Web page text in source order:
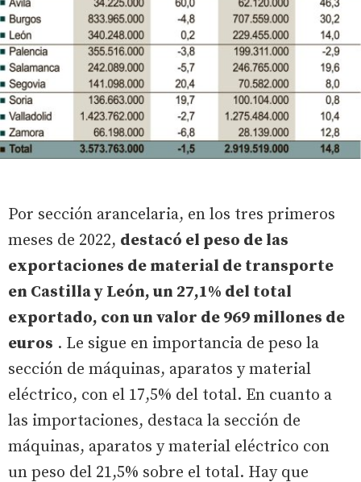
Por sección arancelaria, en los tres primeros
meses de 2022, destacó el peso de las
exportaciones de material de transporte
en Castilla y León, un 27,1% del total
exportado, con un valor de 969 millones de
euros . Le sigue en importancia de peso la
sección de máquinas, aparatos y material
eléctrico, con el 17,5% del total. En cuanto a
las importaciones, destaca la sección de
máquinas, aparatos y material eléctrico con
un peso del 21,5% sobre el total. Hay que